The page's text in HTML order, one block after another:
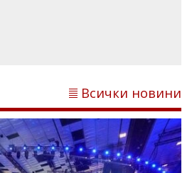
Всички новини